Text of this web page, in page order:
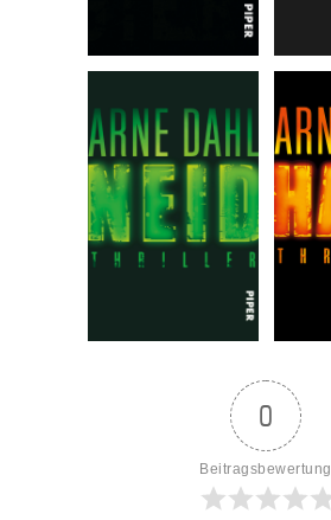
0
Beitragsbewertung